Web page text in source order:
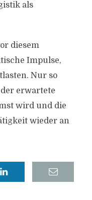
als
diesem
Impulse,
Nur so
erwartete
wird und die
wieder an